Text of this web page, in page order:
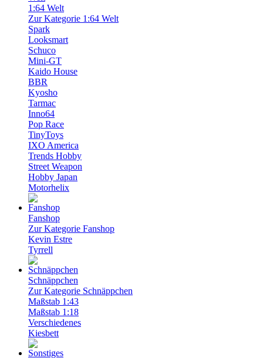
1:64 Welt
Zur Kategorie 1:64 Welt
Spark
Looksmart
Schuco
Mini-GT
Kaido House
BBR
Kyosho
Tarmac
Inno64
Pop Race
TinyToys
IXO America
Trends Hobby
Street Weapon
Hobby Japan
Motorhelix
Fanshop
Zur Kategorie Fanshop
Kevin Estre
Tyrrell
Schnäppchen
Zur Kategorie Schnäppchen
Maßstab 1:43
Maßstab 1:18
Verschiedenes
Kiesbett